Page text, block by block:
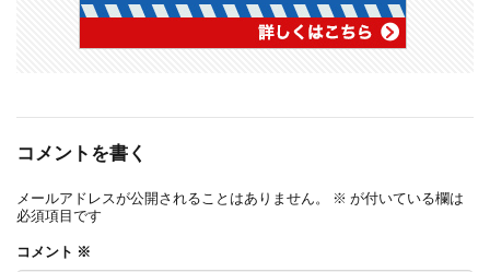
コメントを書く
メールアドレスが公開されることはありません。 ※ が付いている欄は
必須項目です
コメント ※